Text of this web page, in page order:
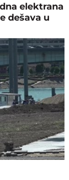
elektrana
dešava u